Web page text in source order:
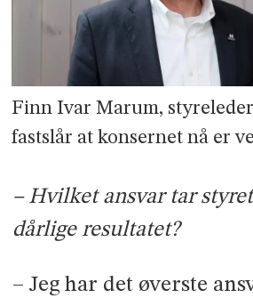
Finn Ivar Marum,
fastslår at konsernet nå er
– Hvilket ansvar tar
dårlige resultatet?
– Jeg har det øverste